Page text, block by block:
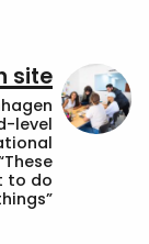
site
level
to do